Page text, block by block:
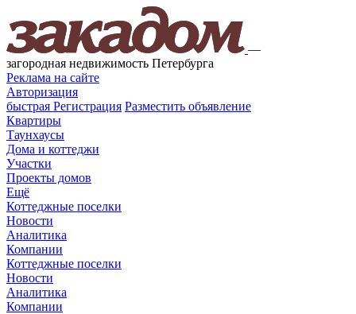
—
загородная недвижимость Петербурга
Реклама на сайте
Авторизация
быстрая Регистрация Разместить объявление
Квартиры
Таунхаусы
Дома и коттеджи
Участки
Проекты домов
Ещё
Коттеджные поселки
Новости
Аналитика
Компании
Коттеджные поселки
Новости
Аналитика
Компании